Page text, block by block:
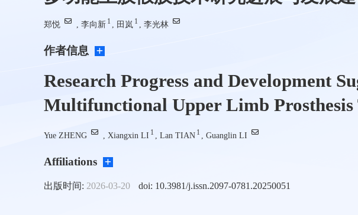
郑悦 , 李向新 1 , 田岚 1 , 李光林
作者信息
Research Progress and Development
Multifunctional Upper Limb Prosthesis
Yue ZHENG , Xiangxin LI 1 , Lan TIAN 1 , Guanglin LI
Affiliations
出版时间: 2026-03-20 doi: 10.3981/j.issn.2097-0781.20250051